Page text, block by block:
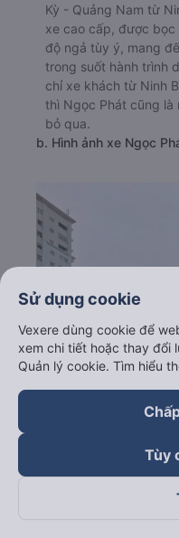
Kỳ - Quảng Nam từ
xe cao cấp, được bọc
độ ngả tùy ý, mang
trong suốt hành trình
chỉ xe khách từ Ninh
thì Ngọc Phát cũng là
bỏ qua.
b. Hình ảnh xe Ngọc
Sử dụng cookie
Vexere dùng cookie để
xem chi tiết hoặc thay đổi
Quản lý cookie. Tìm hiểu
Tùy